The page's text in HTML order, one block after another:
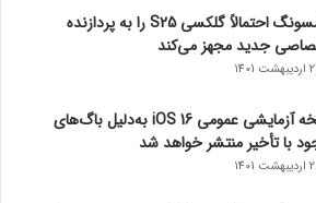
سامسونگ احتمالاً گلکسی S25 را به پردازنده
جدید مجهز می‌کند
1401
نسخه آزمایشی عمومی iOS 16 به‌دلیل باگ‌های
با تأخیر منتشر خواهد شد
1401